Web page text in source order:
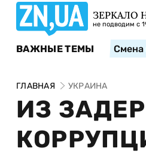
ЗЕРКАЛО
не подводим с
ВАЖНЫЕ ТЕМЫ Смена
ГЛАВНАЯ УКРАИНА
ИЗ